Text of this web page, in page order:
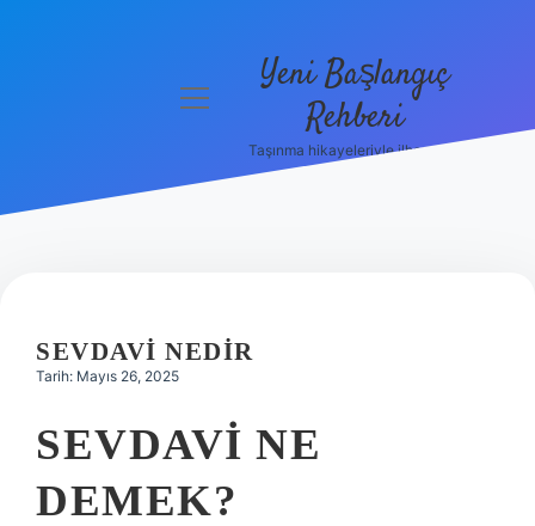
Politikası
menüyü
Yeni Başlangıç
Rehberi
Taşınma hikayeleriyle ilham bul!
SEVDAVI NEDIR
Tarih: Mayıs 26, 2025
SEVDAVI NE
DEMEK?